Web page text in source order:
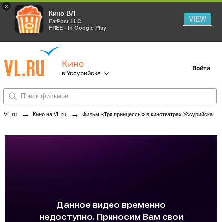
×
Кино ВЛ
FarPost LLC
FREE - In Google Play
VIEW
Кино
в Уссурийске
Войти
VL.ru → Кино на VL.ru → Фильм «Три принцессы» в кинотеатрах Уссурийска. Купить билеты!